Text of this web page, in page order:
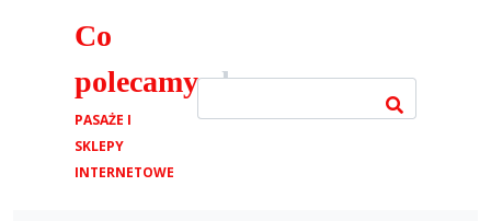
Co
polecamy.pl
PASAŻE I
SKLEPY
INTERNETOWE